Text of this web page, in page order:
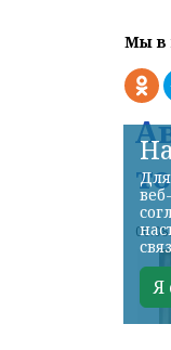
Мы в
Для
Я